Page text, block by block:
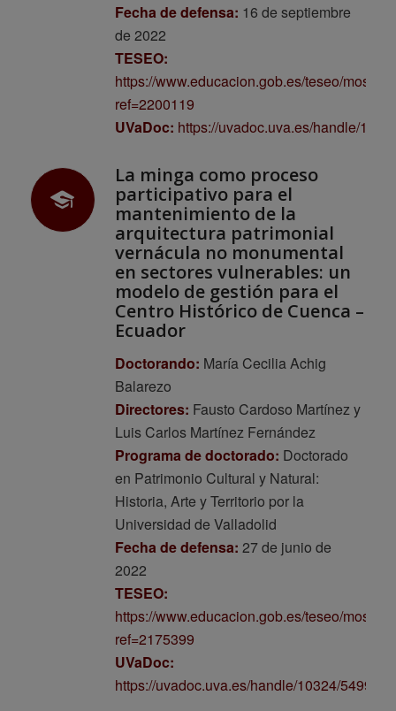
Fecha de defensa: 16 de septiembre
de 2022
TESEO:
https://www.educacion.gob.es/teseo/
ref=2200119
UVaDoc: https://uvadoc.uva.es/handle/
La minga como proceso
participativo para el
mantenimiento de la
arquitectura patrimonial
vernácula no monumental
en sectores vulnerables: un
modelo de gestión para el
Centro Histórico de Cuenca –
Ecuador
Doctorando: María Cecilia Achig
Balarezo
Directores: Fausto Cardoso Martínez y
Luis Carlos Martínez Fernández
Programa de doctorado: Doctorado
en Patrimonio Cultural y Natural:
Historia, Arte y Territorio por la
Universidad de Valladolid
Fecha de defensa: 27 de junio de
2022
TESEO:
https://www.educacion.gob.es/teseo/
ref=2175399
UVaDoc:
https://uvadoc.uva.es/handle/10324/54997